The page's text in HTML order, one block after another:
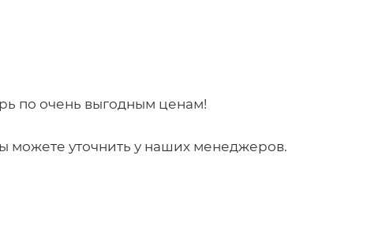
по очень выгодным ценам!
можете уточнить у наших менеджеров.